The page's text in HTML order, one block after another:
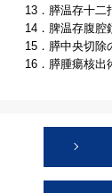
13．膵温存十
14．脾温存腹腔
15．膵中央切除
16．膵腫瘍核出